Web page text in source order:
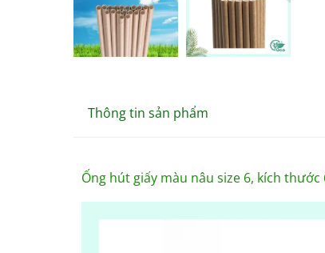
Thông tin sản phẩm
Ống hút giấy màu nâu size 6, kích